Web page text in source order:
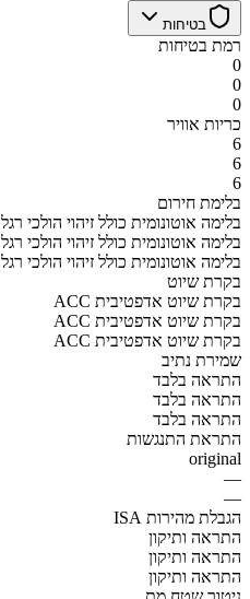
בטיחות
רמת בטיחות
0
0
0
כריות אוויר
6
6
6
בלימת חירום
AEB בלימה אוטונומית כולל זיהוי הולכי רגל
AEB בלימה אוטונומית כולל זיהוי הולכי רגל
AEB בלימה אוטונומית כולל זיהוי הולכי רגל
בקרת שיוט
ACC בקרת שיוט אדפטיבית
ACC בקרת שיוט אדפטיבית
ACC בקרת שיוט אדפטיבית
שמירת נתיב
התראה בלבד
התראה בלבד
התראה בלבד
התראת התנגשות
original
—
—
הגבלת מהירות ISA
התראה ותיקון
התראה ותיקון
התראה ותיקון